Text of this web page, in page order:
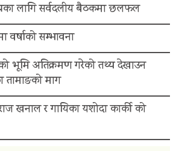
लागि सर्वदलीय बैठकमा छलफल
वर्षाको सम्भावना
भूमि अतिक्रमण गरेको तथ्य देखाउन
तामाङको माग
खनाल र गायिका यशोदा कार्की को